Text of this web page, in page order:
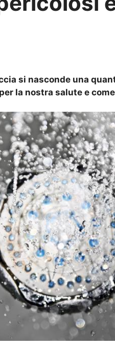
si nasconde una
la nostra salute e